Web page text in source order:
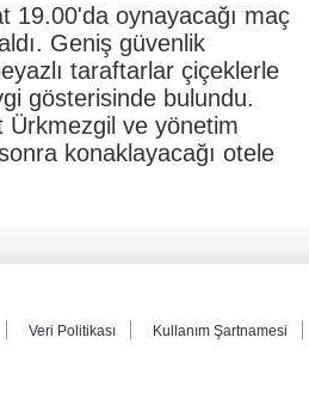
19.00'da oynayacağı maç
Geniş güvenlik
taraftarlar çiçeklerle
gösterisinde bulundu.
Ürkmezgil ve yönetim
konaklayacağı otele
Veri Politikası Kullanım Şartnamesi